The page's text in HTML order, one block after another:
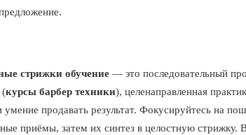
стрижки обучение — это последовательный
(курсы барбер техники), целенаправленная
продавать результат. Фокусируйтесь на
приёмы, затем их синтез в целостную стрижку.